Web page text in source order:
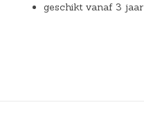
geschikt vanaf 3 jaar